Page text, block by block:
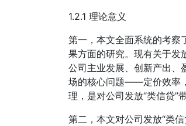
1.2.1 理论意义
第一，本文全面系统的考察
果方面的研究。现有关于发
公司主业发展、创新产出、
场的核心问题——定价效率
理，是对公司发放“类信贷”
第二，本文对公司发放“类